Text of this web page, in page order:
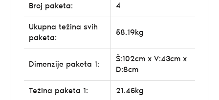
Broj paketa:
4
Ukupna težina svih
paketa:
58.19kg
Dimenzije paketa 1:
Š:102cm x V:43cm x
D:8cm
Težina paketa 1: 21.45kg